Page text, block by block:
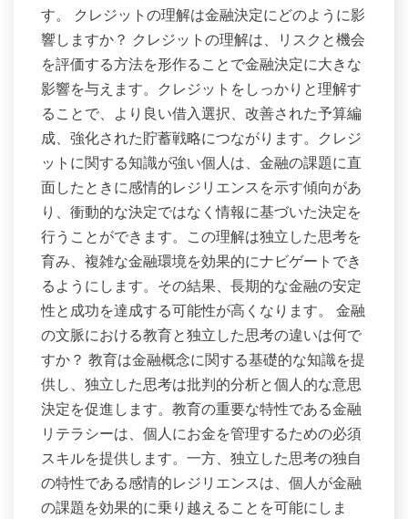
す。 クレジットの理解は金融決定にどのように影
響しますか？ クレジットの理解は、リスクと機会
を評価する方法を形作ることで金融決定に大きな
影響を与えます。クレジットをしっかりと理解す
ることで、より良い借入選択、改善された予算編
成、強化された貯蓄戦略につながります。クレジ
ットに関する知識が強い個人は、金融の課題に直
面したときに感情的レジリエンスを示す傾向があ
り、衝動的な決定ではなく情報に基づいた決定を
行うことができます。この理解は独立した思考を
育み、複雑な金融環境を効果的にナビゲートでき
るようにします。その結果、長期的な金融の安定
性と成功を達成する可能性が高くなります。 金融
の文脈における教育と独立した思考の違いは何で
すか？ 教育は金融概念に関する基礎的な知識を提
供し、独立した思考は批判的分析と個人的な意思
決定を促進します。教育の重要な特性である金融
リテラシーは、個人にお金を管理するための必須
スキルを提供します。一方、独立した思考の独自
の特性である感情的レジリエンスは、個人が金融
の課題を効果的に乗り越えることを可能にしま